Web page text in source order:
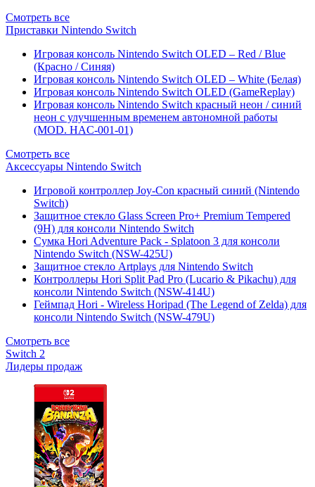
Смотреть все
Приставки Nintendo Switch
Игровая консоль Nintendo Switch OLED – Red / Blue
(Красно / Синяя)
Игровая консоль Nintendo Switch OLED – White (Белая)
Игровая консоль Nintendo Switch OLED (GameReplay)
Игровая консоль Nintendo Switch красный неон / синий
неон с улучшенным временем автономной работы
(MOD. HAC-001-01)
Смотреть все
Аксессуары Nintendo Switch
Игровой контроллер Joy-Con красный синий (Nintendo
Switch)
Защитное стекло Glass Screen Pro+ Premium Tempered
(9H) для консоли Nintendo Switch
Сумка Hori Adventure Pack - Splatoon 3 для консоли
Nintendo Switch (NSW-425U)
Защитное стекло Artplays для Nintendo Switch
Контроллеры Hori Split Pad Pro (Lucario & Pikachu) для
консоли Nintendo Switch (NSW-414U)
Геймпад Hori - Wireless Horipad (The Legend of Zelda) для
консоли Nintendo Switch (NSW-479U)
Смотреть все
Switch 2
Лидеры продаж